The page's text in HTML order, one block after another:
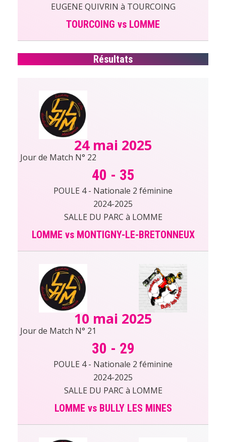
EUGENE QUIVRIN à TOURCOING
TOURCOING vs LOMME
Résultats
24 mai 2025
Jour de Match N° 22
40 - 35
POULE 4 - Nationale 2 féminine
2024-2025
SALLE DU PARC à LOMME
LOMME vs MONTIGNY-LE-BRETONNEUX
10 mai 2025
Jour de Match N° 21
30 - 29
POULE 4 - Nationale 2 féminine
2024-2025
SALLE DU PARC à LOMME
LOMME vs BULLY LES MINES